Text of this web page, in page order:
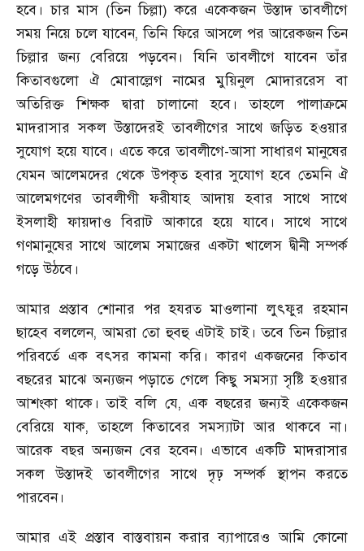
হবে। চার মাস (তিন চিল্লা) করে একেকজন উস্তাদ তাবলীগে
সময় নিয়ে চলে যাবেন, তিনি ফিরে আসলে পর আরেকজন তিন
চিল্লার জন্য বেরিয়ে পড়বেন। যিনি তাবলীগে যাবেন তাঁর
কিতাবগুলো ঐ মোবাল্লেগ নামের মুয়িনুল মোদাররেস বা
অতিরিক্ত শিক্ষক দ্বারা চালানো হবে। তাহলে পালাক্রমে
মাদরাসার সকল উস্তাদেরই তাবলীগের সাথে জড়িত হওয়ার
সুযোগ হয়ে যাবে। এতে করে তাবলীগে-আসা সাধারণ মানুষের
যেমন আলেমদের থেকে উপকৃত হবার সুযোগ হবে তেমনি ঐ
আলেমগণের তাবলীগী ফরীযাহ আদায় হবার সাথে সাথে
ইসলাহী ফায়দাও বিরাট আকারে হয়ে যাবে। সাথে সাথে
গণমানুষের সাথে আলেম সমাজের একটা খালেস দ্বীনী সম্পর্ক
গড়ে উঠবে।
আমার প্রস্তাব শোনার পর হযরত মাওলানা লুৎফুর রহমান
ছাহেব বললেন, আমরা তো হুবহু এটাই চাই। তবে তিন চিল্লার
পরিবর্তে এক বৎসর কামনা করি। কারণ একজনের কিতাব
বছরের মাঝে অন্যজন পড়াতে গেলে কিছু সমস্যা সৃষ্টি হওয়ার
আশংকা থাকে। তাই বলি যে, এক বছরের জন্যই একেকজন
বেরিয়ে যাক, তাহলে কিতাবের সমস্যাটা আর থাকবে না।
আরেক বছর অন্যজন বের হবেন। এভাবে একটি মাদরাসার
সকল উস্তাদই তাবলীগের সাথে দৃঢ় সম্পর্ক স্থাপন করতে
পারবেন।
আমার এই প্রস্তাব বাস্তবায়ন করার ব্যাপারেও আমি কোনো